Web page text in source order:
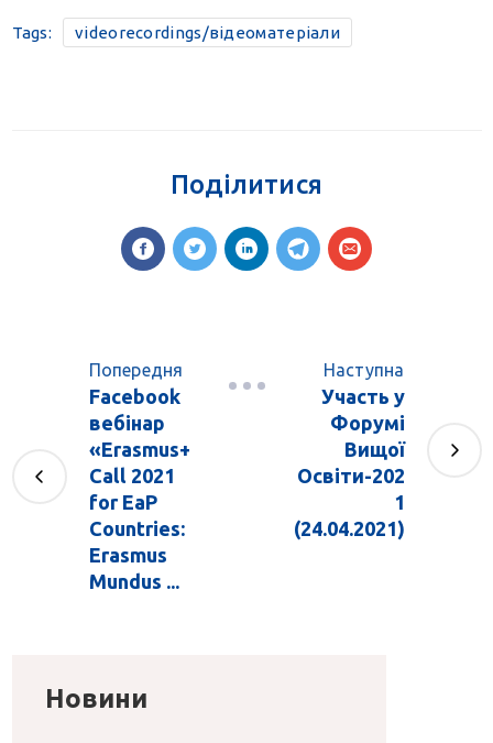
Tags: videorecordings/відеоматеріали
Поділитися
Попередня
Facebook
вебінар
«Erasmus+
Call 2021
for EaP
Countries:
Erasmus
Mundus ...
Наступна
Участь у
Форумі
Вищої
Освіти-202
1
(24.04.2021)
Новини